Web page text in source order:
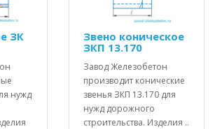
ЗК
нужд
Звено коническое
ЗКП 13.170
Завод Железобетон
производит конические
звенья ЗКП 13.170 для
нужд дорожного
строительства. Изделия ..